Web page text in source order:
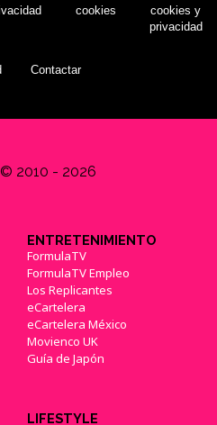
cookies
cookies y
privacidad
Contactar
© 2010 - 2026
ENTRETENIMIENTO
FormulaTV
FormulaTV Empleo
Los Replicantes
eCartelera
eCartelera México
Movienco UK
Guía de Japón
LIFESTYLE